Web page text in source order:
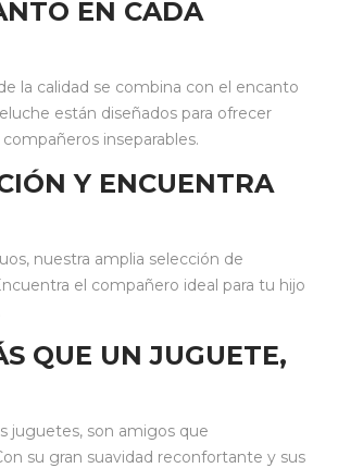
EN CADA
la calidad se combina con el encanto
están diseñados para ofrecer
inseparables.
Y ENCUENTRA
nuestra amplia selección de
el compañero ideal para tu hijo
QUE UN JUGUETE,
juguetes, son amigos que
su gran suavidad reconfortante y sus